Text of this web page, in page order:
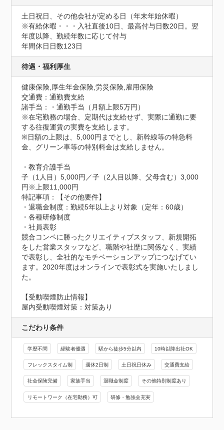
土日祝日、その他会社が定める日（年末年始休暇）
※有給休暇・・・入社直後10日、最高付与日数20日。翌
年度以降、勤続年数に応じて付与
年間休日日数123日
待遇・福利厚生
健康保険,厚生年金保険,労災保険,雇用保険
交通費：通勤費支給
諸手当：・通勤手当（月額上限5万円）
※在宅勤務の場合、定期代は支給せず、実際に通勤に要
する往復運賃の実費を支給します。
※日額の上限は、5,000円までとし、新幹線等の特急料
金、グリーン車等の特別料金は支給しません。
・教育介護手当
子（1人目）5,000円／子（2人目以降、父母含む）3,000
円※上限11,000円
特記事項：【その他要件】
・退職金制度：勤続5年以上より対象（定年：60歳）
・各種研修制度
・社員表彰
競合コンペに勝ったクリエイティブスタッフ、新規開拓
をした営業スタッフなど、職階や社歴に関係なく、実績
で表彰し、全社的なモチベーションアップにつなげてい
ます。2020年度はオンラインで表彰式を実施いたしまし
た。
【受動喫煙防止情報】
屋内受動喫煙対策：対策あり
こだわり条件
学歴不問 経験者優遇 駅から徒歩5分以内 10時以降出社OK
フレックスタイム制 週休2日制 土日祝日休み 交通費支給
社会保険完備 家族手当 退職金制度 その他特別制度あり
リモートワーク（在宅勤務）可 研修・勉強会充実